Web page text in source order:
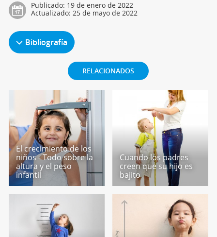
Publicado: 19 de enero de 2022
Actualizado: 25 de mayo de 2022
Bibliografía
RELACIONADOS
El crecimiento de los
niños - Todo sobre la
altura y el peso
infantil
Cuando los padres
creen que su hijo es
bajito